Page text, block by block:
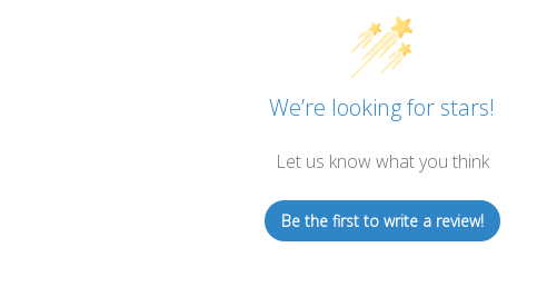
We’re looking for stars!
Let us know what you think
Be the first to write a review!